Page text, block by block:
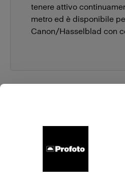
tenere attivo
metro ed è disponibile
Canon/Hasselblad con
Chi siamo Contatti